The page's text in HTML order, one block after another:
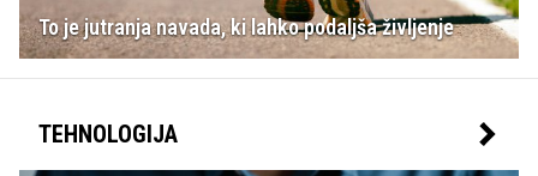
To je jutranja navada, ki lahko podaljša življenje
TEHNOLOGIJA